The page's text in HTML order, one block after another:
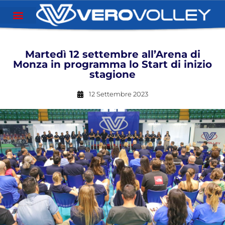
Martedì 12 settembre all’Arena di
Monza in programma lo Start di inizio
stagione
12 Settembre 2023